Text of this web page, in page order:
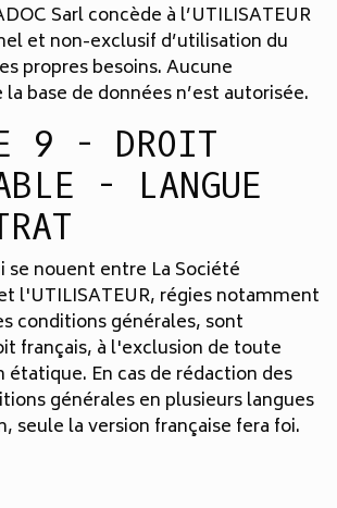
Sarl concède à l’UTILISATEUR
et non-exclusif d’utilisation du
propres besoins. Aucune
base de données n’est autorisée.
9 - DROIT
- LANGUE
se nouent entre La Société
l'UTILISATEUR, régies notamment
conditions générales, sont
français, à l'exclusion de toute
En cas de rédaction des
générales en plusieurs langues
seule la version française fera foi.